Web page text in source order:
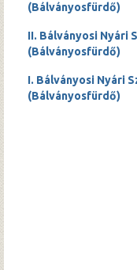
(Bálványosfürdő)
II. Bálványosi Nyári
(Bálványosfürdő)
I. Bálványosi Nyári
(Bálványosfürdő)